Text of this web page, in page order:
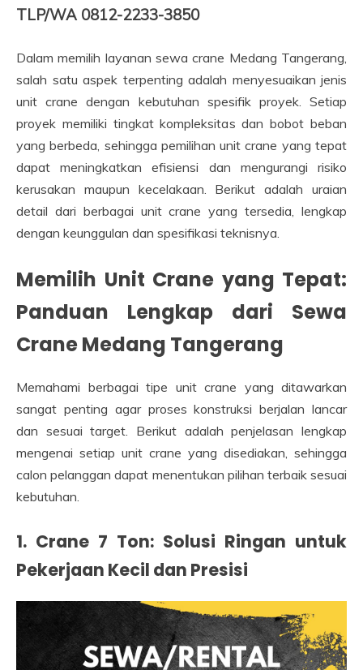
TLP/WA 0812-2233-3850
Dalam memilih layanan sewa crane Medang Tangerang,
salah satu aspek terpenting adalah menyesuaikan jenis
unit crane dengan kebutuhan spesifik proyek. Setiap
proyek memiliki tingkat kompleksitas dan bobot beban
yang berbeda, sehingga pemilihan unit crane yang tepat
dapat meningkatkan efisiensi dan mengurangi risiko
kerusakan maupun kecelakaan. Berikut adalah uraian
detail dari berbagai unit crane yang tersedia, lengkap
dengan keunggulan dan spesifikasi teknisnya.
Memilih Unit Crane yang Tepat:
Panduan Lengkap dari Sewa
Crane Medang Tangerang
Memahami berbagai tipe unit crane yang ditawarkan
sangat penting agar proses konstruksi berjalan lancar
dan sesuai target. Berikut adalah penjelasan lengkap
mengenai setiap unit crane yang disediakan, sehingga
calon pelanggan dapat menentukan pilihan terbaik sesuai
kebutuhan.
1. Crane 7 Ton: Solusi Ringan untuk
Pekerjaan Kecil dan Presisi